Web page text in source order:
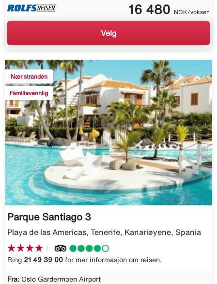
16 480 NOK/voksen
Velg
Nær stranden
Familievennlig
Parque Santiago 3
Playa de las Americas, Tenerife, Kanariøyene, Spania
Ring 21 49 39 00 for mer informasjon om reisen.
Fra: Oslo Gardermoen Airport